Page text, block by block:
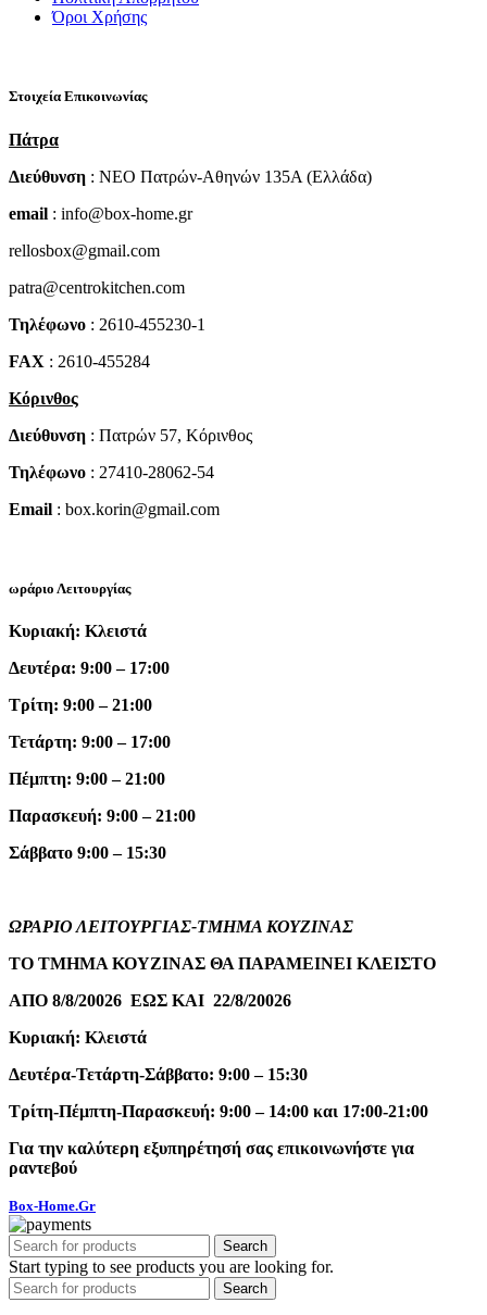
Όροι Χρήσης
Στοιχεία Επικοινωνίας
Πάτρα
Διεύθυνση : NEO Πατρών-Αθηνών 135Α (Ελλάδα)
email : info@box-home.gr
rellosbox@gmail.com
patra@centrokitchen.com
Τηλέφωνο : 2610-455230-1
FAX : 2610-455284
Κόρινθος
Διεύθυνση : Πατρών 57, Κόρινθος
Τηλέφωνο : 27410-28062-54
Email : box.korin@gmail.com
ωράριο Λειτουργίας
Κυριακή: Κλειστά
Δευτέρα: 9:00 – 17:00
Τρίτη: 9:00 – 21:00
Τετάρτη: 9:00 – 17:00
Πέμπτη: 9:00 – 21:00
Παρασκευή: 9:00 – 21:00
Σάββατο 9:00 – 15:30
ΩΡΑΡΙΟ ΛΕΙΤΟΥΡΓΙΑΣ-ΤΜΗΜΑ ΚΟΥΖΙΝΑΣ
ΤΟ ΤΜΗΜΑ ΚΟΥΖΙΝΑΣ ΘΑ ΠΑΡΑΜΕΙΝΕΙ ΚΛΕΙΣΤΟ
ΑΠΟ 8/8/20026 ΕΩΣ ΚΑΙ 22/8/20026
Κυριακή: Κλειστά
Δευτέρα-Τετάρτη-Σάββατο: 9:00 – 15:30
Τρίτη-Πέμπτη-Παρασκευή: 9:00 – 14:00 και 17:00-21:00
Για την καλύτερη εξυπηρέτησή σας επικοινωνήστε για
ραντεβού
Box-Home.Gr
Search
Start typing to see products you are looking for.
Search